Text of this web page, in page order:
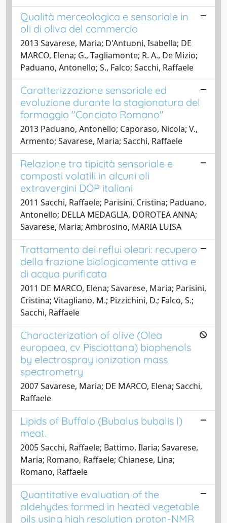
Qualità merceologica e sensoriale in
oli di oliva del commercio
2013 Savarese, Maria; D'Antuoni, Isabella; DE
MARCO, Elena; G., Tagliamonte; R. A., De Mizio;
Paduano, Antonello; S., Falco; Sacchi, Raffaele
Caratterizzazione sensoriale ed
evoluzione durante la stagionatura del
formaggio "Conciato Romano"
2013 Paduano, Antonello; Caporaso, Nicola; V.,
Armento; Savarese, Maria; Sacchi, Raffaele
Relazione tra tipicità sensoriale e
composti volatili in alcuni oli
extravergini DOP italiani
2011 Sacchi, Raffaele; Parisini, Cristina; Paduano,
Antonello; DELLA MEDAGLIA, DOROTEA ANNA;
Savarese, Maria; Ambrosino, MARIA LUISA
Trattamento dei reflui oleari: recupero
della frazione biologicamente attiva e
di acqua purificata
2011 DE MARCO, Elena; Savarese, Maria; Parisini,
Cristina; Vitagliano, M.; Pizzichini, D.; Falco, S.;
Sacchi, Raffaele
Characterization of olive (Olea
europaea, cv Pisciottana) biophenols
by electrospray ionization mass
spectrometry
2007 Savarese, Maria; DE MARCO, Elena; Sacchi,
Raffaele
Lipids of Buffalo (Bubalus bubalis l)
meat.
2005 Sacchi, Raffaele; Battimo, Ilaria; Savarese,
Maria; Romano, Raffaele; Chianese, Lina;
Romano, Raffaele
Quantitative evaluation of the
aldehydes formed in heated vegetable
oils using high resolution proton-NMR